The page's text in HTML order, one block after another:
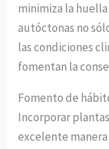
minimiza la huella
autóctonas no
las condiciones
fomentan la
Fomento de
Incorporar
excelente